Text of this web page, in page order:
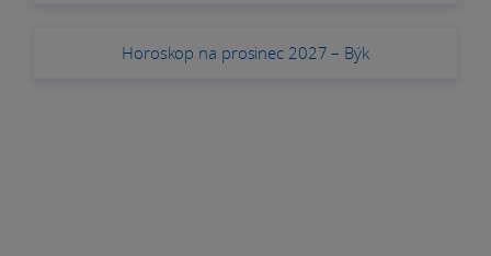
Horoskop na prosinec 2027 – Býk